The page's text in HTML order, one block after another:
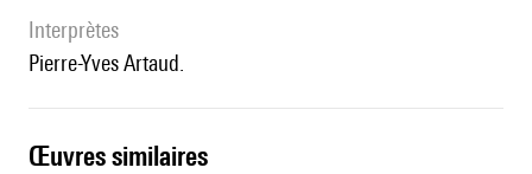
interprètes
Pierre-Yves Artaud.
œuvres similaires